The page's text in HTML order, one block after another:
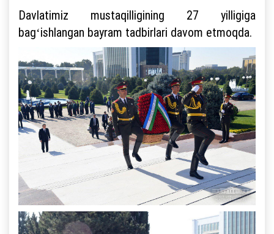
Davlatimiz mustaqilligining 27 yilligiga
bagʻishlangan bayram tadbirlari davom etmoqda.